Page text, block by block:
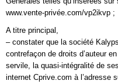
www.vente-privée.com/vp2ikvp ;
A titre principal,
– constater que la société
contrefaçon de droits d’auteur
servile, la quasi-intégralité de
internet Cprive.com à l’adresse